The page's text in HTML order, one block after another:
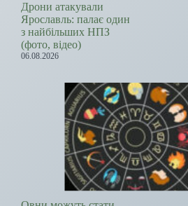
Дрони атакували
Ярославль: палає один
з найбільших НПЗ
(фото, відео)
06.08.2026